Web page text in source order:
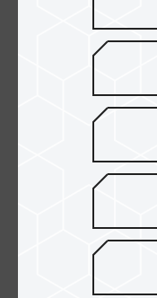
【1】所有测试数据来自十铨
【2】本公司保留变更样式